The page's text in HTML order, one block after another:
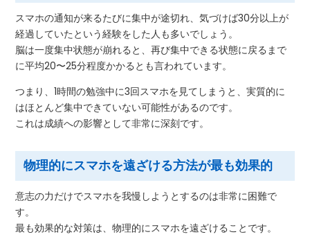
スマホの通知が来るたびに集中が途切れ、気づけば30分以上が
経過していたという経験をした人も多いでしょう。
脳は一度集中状態が崩れると、再び集中できる状態に戻るまで
に平均20〜25分程度かかるとも言われています。
つまり、1時間の勉強中に3回スマホを見てしまうと、実質的に
はほとんど集中できていない可能性があるのです。
これは成績への影響として非常に深刻です。
物理的にスマホを遠ざける方法が最も効果的
意志の力だけでスマホを我慢しようとするのは非常に困難で
す。
最も効果的な対策は、物理的にスマホを遠ざけることです。